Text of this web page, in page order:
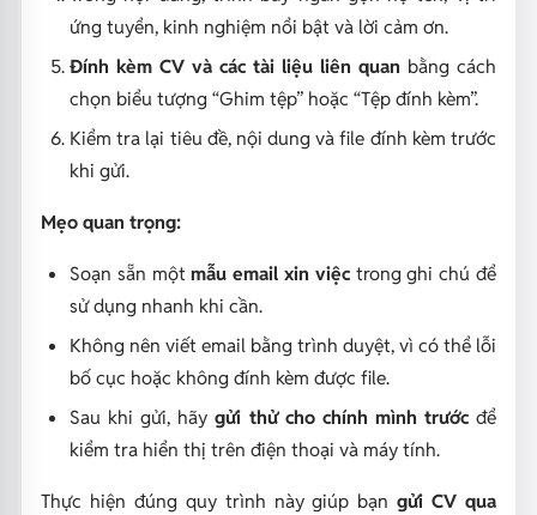
ứng tuyển, kinh nghiệm nổi bật và lời cảm ơn.
Đính kèm CV và các tài liệu liên quan bằng cách
chọn biểu tượng “Ghim tệp” hoặc “Tệp đính kèm”.
Kiểm tra lại tiêu đề, nội dung và file đính kèm trước
khi gửi.
Mẹo quan trọng:
Soạn sẵn mộtmẫu email xin việctrong ghi chú để
sử dụng nhanh khi cần.
Không nên viết email bằng trình duyệt, vì có thể lỗi
bố cục hoặc không đính kèm được file.
Sau khi gửi, hãygửi thử cho chính mình trướcđể
kiểm tra hiển thị trên điện thoại và máy tính.
Thực hiện đúng quy trình này giúp bạngửi CV qua